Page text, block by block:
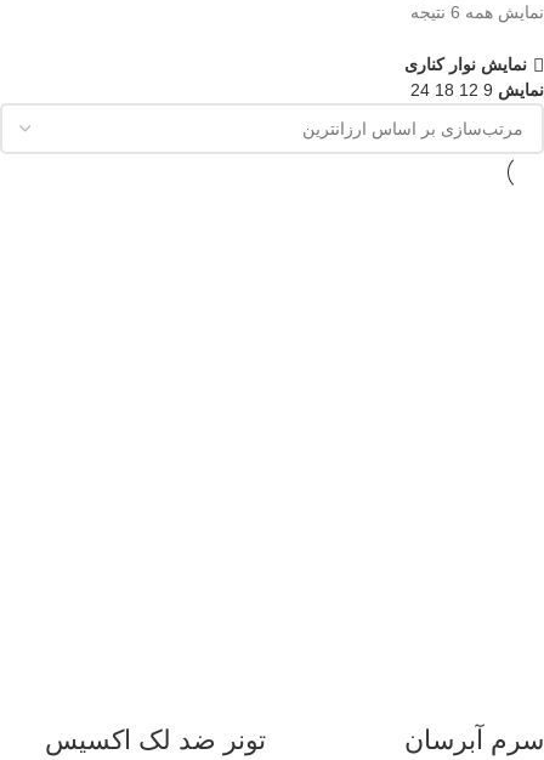
نمایش همه 6 نتیجه
نمایش نوار کناری
نمایش 9
12
18
24
سرم آبرسان
تونر ضد لک اکسیس